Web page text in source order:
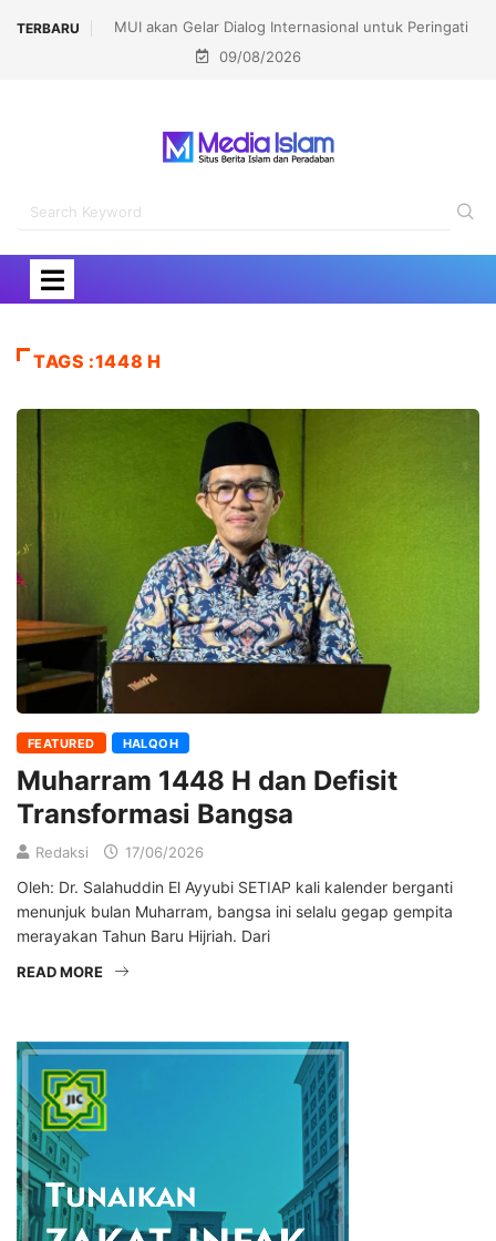
TERBARU
MUI akan Gelar Dialog Internasional untuk Peringati
Pembakaran Masjidil Aqsha
09/08/2026
TAGS :1448 H
FEATURED HALQOH
Muharram 1448 H dan Defisit
Transformasi Bangsa
Redaksi 17/06/2026
Oleh: Dr. Salahuddin El Ayyubi SETIAP kali kalender berganti
menunjuk bulan Muharram, bangsa ini selalu gegap gempita
merayakan Tahun Baru Hijriah. Dari
READ MORE